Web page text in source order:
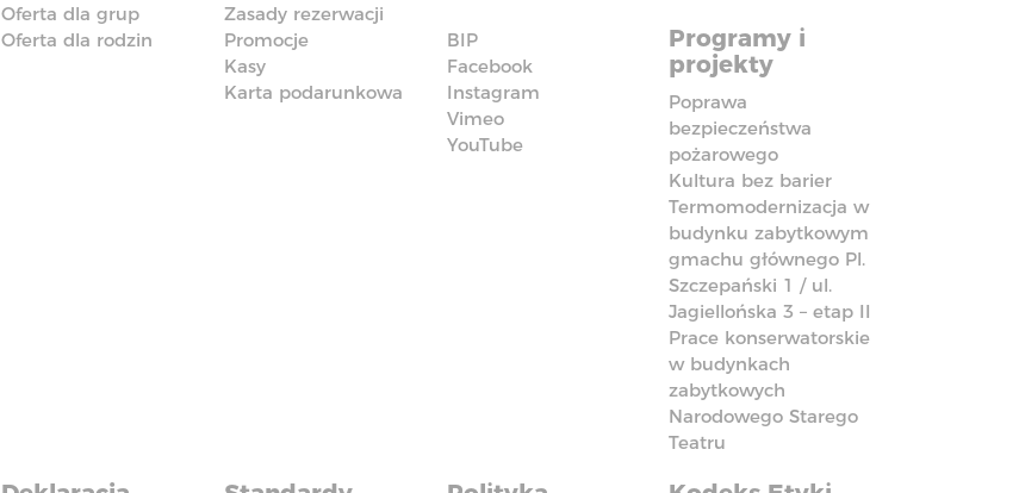
Oferta dla grup
Oferta dla rodzin
Zasady rezerwacji
Promocje
Kasy
Karta podarunkowa
BIP
Facebook
Instagram
Vimeo
YouTube
Programy i
projekty
Poprawa
bezpieczeństwa
pożarowego
Kultura bez barier
Termomodernizacja w
budynku zabytkowym
gmachu głównego Pl.
Szczepański 1 / ul.
Jagiellońska 3 – etap II
Prace konserwatorskie
w budynkach
zabytkowych
Narodowego Starego
Teatru